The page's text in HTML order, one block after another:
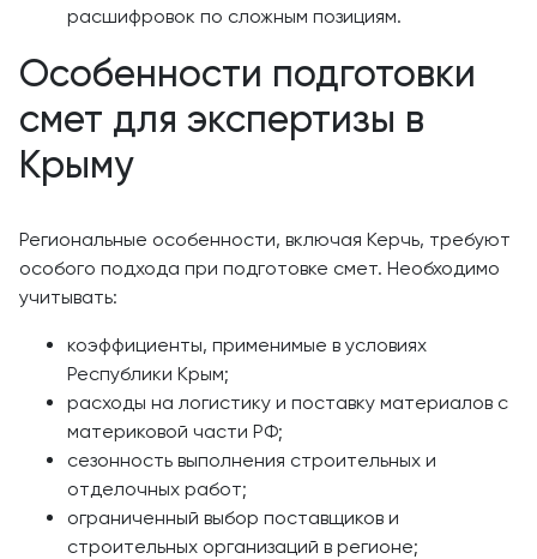
расшифровок по сложным позициям.
Особенности подготовки
смет для экспертизы в
Крыму
Региональные особенности, включая Керчь, требуют
особого подхода при подготовке смет. Необходимо
учитывать:
коэффициенты, применимые в условиях
Республики Крым;
расходы на логистику и поставку материалов с
материковой части РФ;
сезонность выполнения строительных и
отделочных работ;
ограниченный выбор поставщиков и
строительных организаций в регионе;